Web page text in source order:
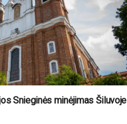
Snieginės minėjimas Šiluvoje